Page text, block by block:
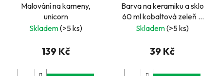
Malování na kameny,
unicorn
Skladem(>5 ks)
139 Kč
Barva na keramiku a sklo
60 ml kobaltová zeleň –
bez zapékání
Skladem(>5 ks)
39 Kč